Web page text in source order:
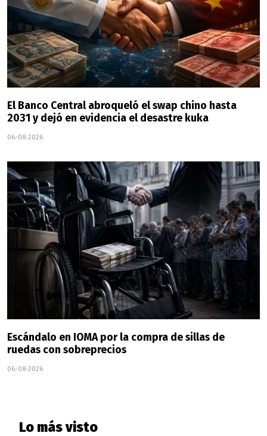
El Banco Central abroqueló el swap chino hasta
2031 y dejó en evidencia el desastre kuka
06-08-2026
Escándalo en IOMA por la compra de sillas de
ruedas con sobreprecios
06-08-2026
Lo más visto